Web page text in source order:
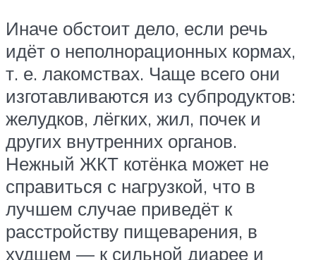
Иначе обстоит дело, если речь
идёт о неполнорационных кормах,
т. е. лакомствах. Чаще всего они
изготавливаются из субпродуктов:
желудков, лёгких, жил, почек и
других внутренних органов.
Нежный ЖКТ котёнка может не
справиться с нагрузкой, что в
лучшем случае приведёт к
расстройству пищеварения, в
худшем — к сильной диарее и